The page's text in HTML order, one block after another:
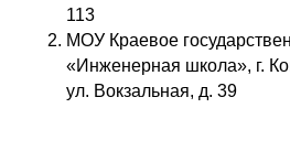
113
МОУ Краевое
«Инженерная школа», г.
ул. Вокзальная, д. 39